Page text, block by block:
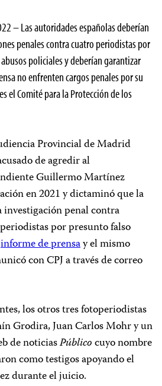
– Las autoridades españolas deberían
penales contra cuatro periodistas por
policiales y deberían garantizar
no enfrenten cargos penales por su
el Comité para la Protección de los
Provincial de Madrid
de agredir al
Guillermo Martínez
en 2021 y dictaminó que la
penal contra
por presunto falso
informe de prensay el mismo
con CPJ a través de correo
los otros tres fotoperiodistas
Grodira, Juan Carlos Mohr y un
de noticiasPúblicocuyo nombre
como testigos apoyando el
durante el juicio.